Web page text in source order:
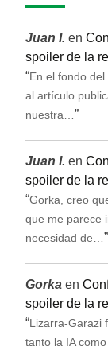
Juan I. en
spoiler de la
“En el fondo
al artículo
nuestra…”
Juan I. en
spoiler de la
“Gorka, creo
que me parece
necesidad de…”
Gorka en
spoiler de la
“Lizarra-Garazi
tanto la IA